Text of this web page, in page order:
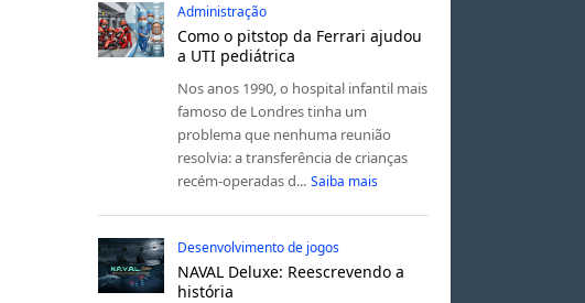
Administração
Como o pitstop da Ferrari ajudou
a UTI pediátrica
Nos anos 1990, o hospital infantil mais
famoso de Londres tinha um
problema que nenhuma reunião
resolvia: a transferência de crianças
recém-operadas d... Saiba mais
Desenvolvimento de jogos
NAVAL Deluxe: Reescrevendo a
história